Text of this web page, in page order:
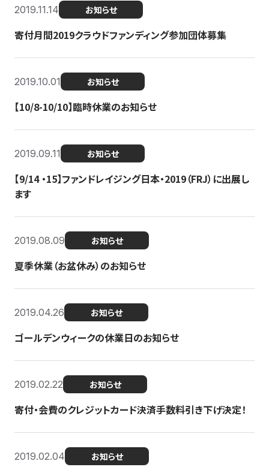
2019.11.14 お知らせ
寄付月間2019クラウドファンディング参加団体募集
2019.10.01 お知らせ
【10/8-10/10】臨時休業のお知らせ
2019.09.11 お知らせ
【9/14 ・15】ファンドレイジング日本・2019（FRJ）に出展し
ます
2019.08.09 お知らせ
夏季休業（お盆休み）のお知らせ
2019.04.26 お知らせ
ゴールデンウィークの休業日のお知らせ
2019.02.22 お知らせ
寄付・会費のクレジットカード決済手数料引き下げ決定！
2019.02.04 お知らせ